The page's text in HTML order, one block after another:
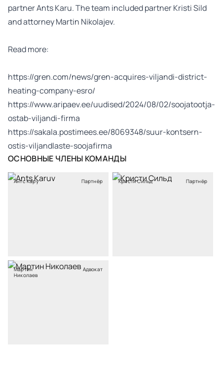
partner Ants Karu. The team included partner Kristi Sild
and attorney Martin Nikolajev.
Read more:
https://gren.com/news/gren-acquires-viljandi-district-
heating-company-esro/
https://www.aripaev.ee/uudised/2024/08/02/soojatootja-
ostab-viljandi-firma
https://sakala.postimees.ee/8069348/suur-kontsern-
ostis-viljandlaste-soojafirma
ОСНОВНЫЕ ЧЛЕНЫ КОМАНДЫ
Антс Кару Партнёр Кристи Сильд Партнёр
Мартин
Николаев
Адвокат